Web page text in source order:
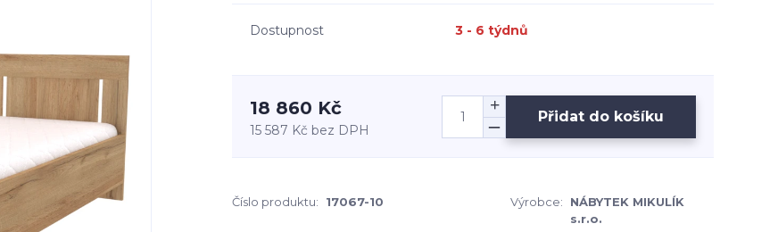
Dostupnost 3 - 6 týdnů
18 860 Kč
15 587 Kč bez DPH
Přidat do košíku
Číslo produktu: 17067-10 Výrobce:
NÁBYTEK MIKULÍK
s.r.o.